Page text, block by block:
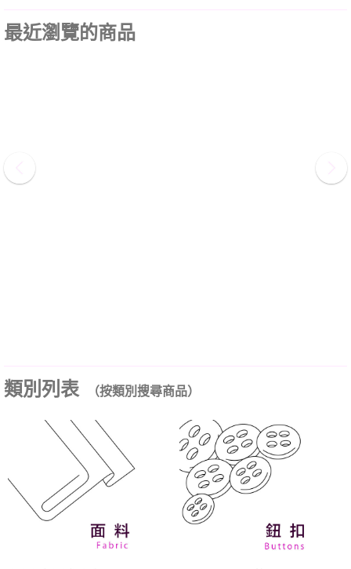
最近瀏覽的商品
類別列表 （按類別搜尋商品）